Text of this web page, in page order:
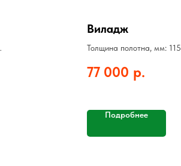
Виладж
Толщина полотна, мм: 115
Цвет: Силк Сноу
77 000 р.
Подробнее